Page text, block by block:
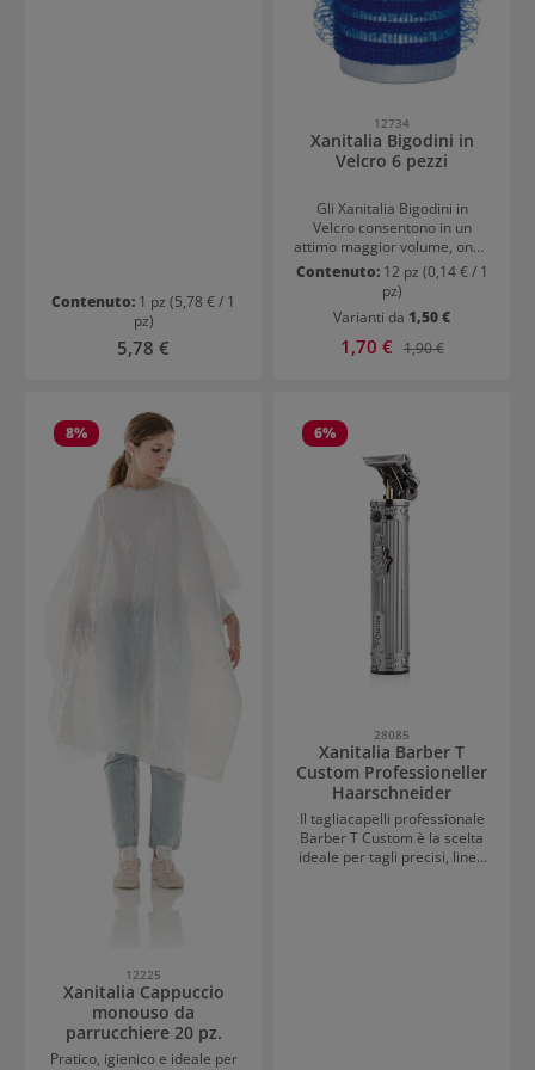
Contenuto: 1 pz (5,78 € / 1
pz)
Prezzo normale:
5,78 €
12734
Xanitalia Bigodini in
Velcro 6 pezzi
Gli Xanitalia Bigodini in
Velcro consentono in un
attimo maggior volume, onde
vivaci o ricci definiti – senza
clip o ganci aggiuntivi. Grazie
alla superficie a velcro, i
cilindri si attaccano in modo
affidabile ai capelli e sono
semplici da utilizzare.Ideali
misure di diametro, i boccoli
con ventose sono adatti a
diverse lunghezze di capelli e
a vari desideri di styling.
Ideali per acconciature con
asciugacapelli, maggiore
volume alla radice o ricci
naturali – sia in salone
professionale che per lo
Contenuto: 12 pz (0,14 € / 1
pz)
Varianti da 1,50 €
Prezzo di vendita:
1,70 € Prezzo normale:
1,90 €
8%
12225
Xanitalia Cappuccio
monouso da
parrucchiere 20 pz.
Pratico, igienico e ideale per
6%
28085
Xanitalia Barber T
Custom Professioneller
Haarschneider
Il tagliacapelli professionale
Barber T Custom è la scelta
ideale per tagli precisi, linee